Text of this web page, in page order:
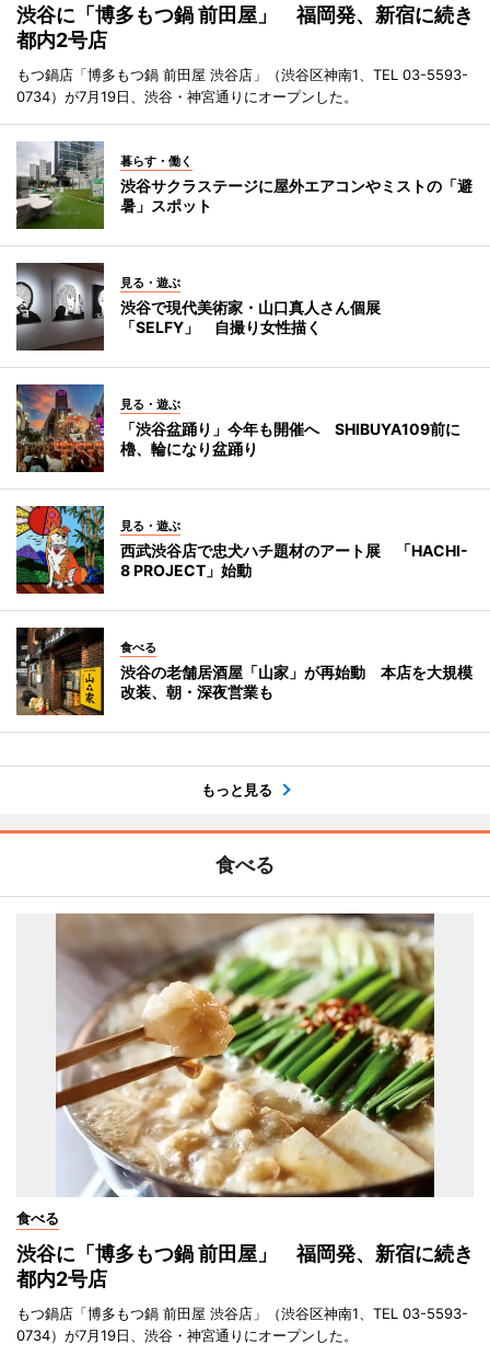
渋谷に「博多もつ鍋 前田屋」 福岡発、新宿に続き
都内2号店
もつ鍋店「博多もつ鍋 前田屋 渋谷店」（渋谷区神南1、TEL 03-5593-
0734）が7月19日、渋谷・神宮通りにオープンした。
暮らす・働く
渋谷サクラステージに屋外エアコンやミストの「避
暑」スポット
見る・遊ぶ
渋谷で現代美術家・山口真人さん個展
「SELFY」 自撮り女性描く
見る・遊ぶ
「渋谷盆踊り」今年も開催へ SHIBUYA109前に
櫓、輪になり盆踊り
見る・遊ぶ
西武渋谷店で忠犬ハチ題材のアート展 「HACHI-
8 PROJECT」始動
食べる
渋谷の老舗居酒屋「山家」が再始動 本店を大規模
改装、朝・深夜営業も
もっと見る
食べる
食べる
渋谷に「博多もつ鍋 前田屋」 福岡発、新宿に続き
都内2号店
もつ鍋店「博多もつ鍋 前田屋 渋谷店」（渋谷区神南1、TEL 03-5593-
0734）が7月19日、渋谷・神宮通りにオープンした。